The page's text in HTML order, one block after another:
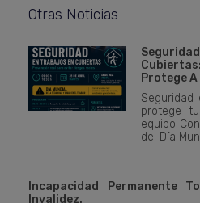
Otras Noticias
Protege
protege
equipo
del Día
Incapacidad Permanente
Invalidez.